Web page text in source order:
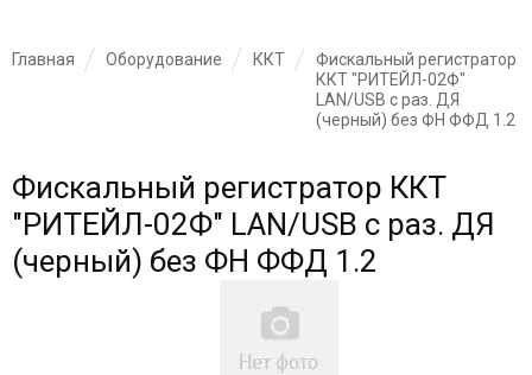
Главная Оборудование ККТ
Фискальный регистратор
ККТ "РИТЕЙЛ-02Ф"
LAN/USB с раз. ДЯ
(черный) без ФН ФФД 1.2
Фискальный регистратор ККТ
"РИТЕЙЛ-02Ф" LAN/USB с раз. ДЯ
(черный) без ФН ФФД 1.2